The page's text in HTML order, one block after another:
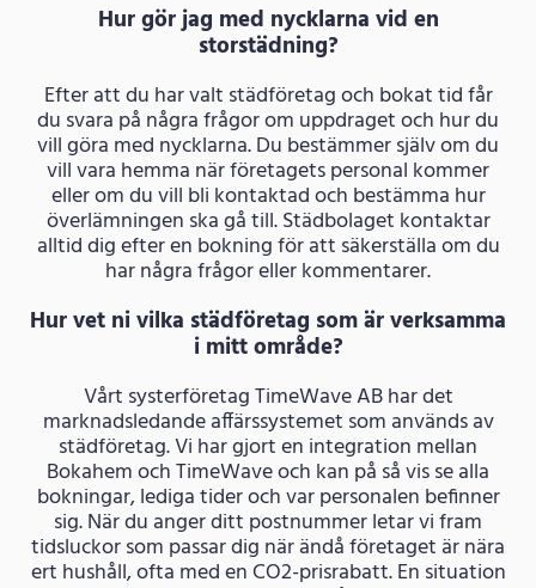
Hur gör jag med nycklarna vid en
storstädning?
Efter att du har valt städföretag och bokat tid får
du svara på några frågor om uppdraget och hur du
vill göra med nycklarna. Du bestämmer själv om du
vill vara hemma när företagets personal kommer
eller om du vill bli kontaktad och bestämma hur
överlämningen ska gå till. Städbolaget kontaktar
alltid dig efter en bokning för att säkerställa om du
har några frågor eller kommentarer.
Hur vet ni vilka städföretag som är verksamma
i mitt område?
Vårt systerföretag TimeWave AB har det
marknadsledande affärssystemet som används av
städföretag. Vi har gjort en integration mellan
Bokahem och TimeWave och kan på så vis se alla
bokningar, lediga tider och var personalen befinner
sig. När du anger ditt postnummer letar vi fram
tidsluckor som passar dig när ändå företaget är nära
ert hushåll, ofta med en CO2-prisrabatt. En situation